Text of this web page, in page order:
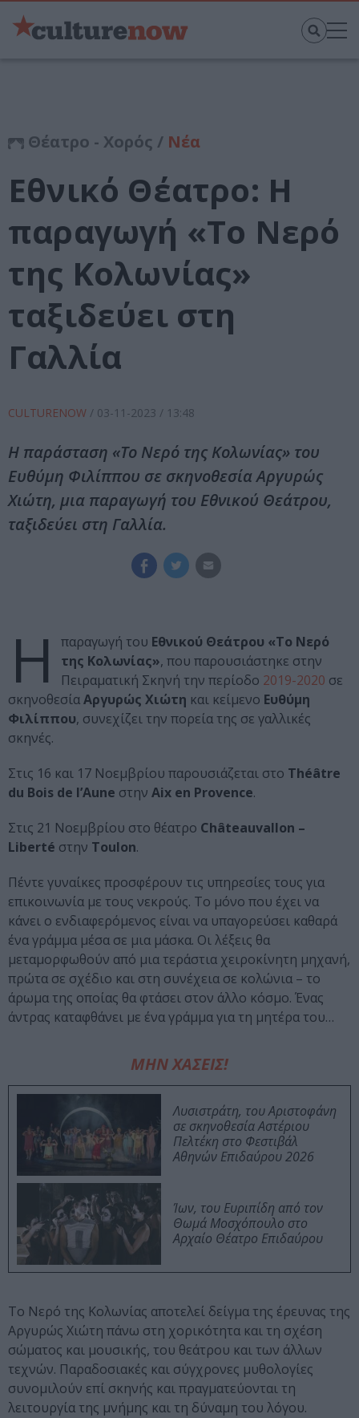
Θέατρο - Χορός / Νέα
Eθνικό Θέατρο: Η
παραγωγή «Το Νερό
της Κολωνίας»
ταξιδεύει στη
Γαλλία
CULTURENOW / 03-11-2023 / 13:48
Η παράσταση «Το Νερό της Κολωνίας» του
Ευθύμη Φιλίππου σε σκηνοθεσία Αργυρώς
Χιώτη, μια παραγωγή του Εθνικού Θεάτρου,
ταξιδεύει στη Γαλλία.
Η παραγωγή του Εθνικού Θεάτρου «Το Νερό
της Κολωνίας», που παρουσιάστηκε στην
Πειραματική Σκηνή την περίοδο 2019-2020 σε
σκηνοθεσίαΑργυρώς Χιώτη και κείμενο Ευθύμη
Φιλίππου, συνεχίζει την πορεία της σε γαλλικές
σκηνές.
Στις 16 και 17 Νοεμβρίου παρουσιάζεται στο Théâtre
du Bois de l’Aune στην Aix en Provence.
Στις 21 Νοεμβρίου στο θέατρο Châteauvallon –
Liberté στην Toulon.
Πέντε γυναίκες προσφέρουν τις υπηρεσίες τους για
επικοινωνία με τους νεκρούς. Το μόνο που έχει να
κάνει ο ενδιαφερόμενος είναι να υπαγορεύσει καθαρά
ένα γράμμα μέσα σε μια μάσκα. Οι λέξεις θα
μεταμορφωθούν από μια τεράστια χειροκίνητη μηχανή,
πρώτα σε σχέδιο και στη συνέχεια σε κολώνια – το
άρωμα της οποίας θα φτάσει στον άλλο κόσμο. Ένας
άντρας καταφθάνει με ένα γράμμα για τη μητέρα του…
ΜΗΝ ΧΑΣΕΙΣ!
Λυσιστράτη, του Αριστοφάνη
σε σκηνοθεσία Αστέριου
Πελτέκη στο Φεστιβάλ
Αθηνών Επιδαύρου 2026
Ίων, του Ευριπίδη από τον
Θωμά Μοσχόπουλο στο
Αρχαίο Θέατρο Επιδαύρου
Το Νερό της Κολωνίας αποτελεί δείγμα της έρευνας της
Αργυρώς Χιώτη πάνω στη χορικότητα και τη σχέση
σώματος και μουσικής, του θεάτρου και των άλλων
τεχνών. Παραδοσιακές και σύγχρονες μυθολογίες
συνομιλούν επί σκηνής και πραγματεύονται τη
λειτουργία της μνήμης και τη δύναμη του λόγου.